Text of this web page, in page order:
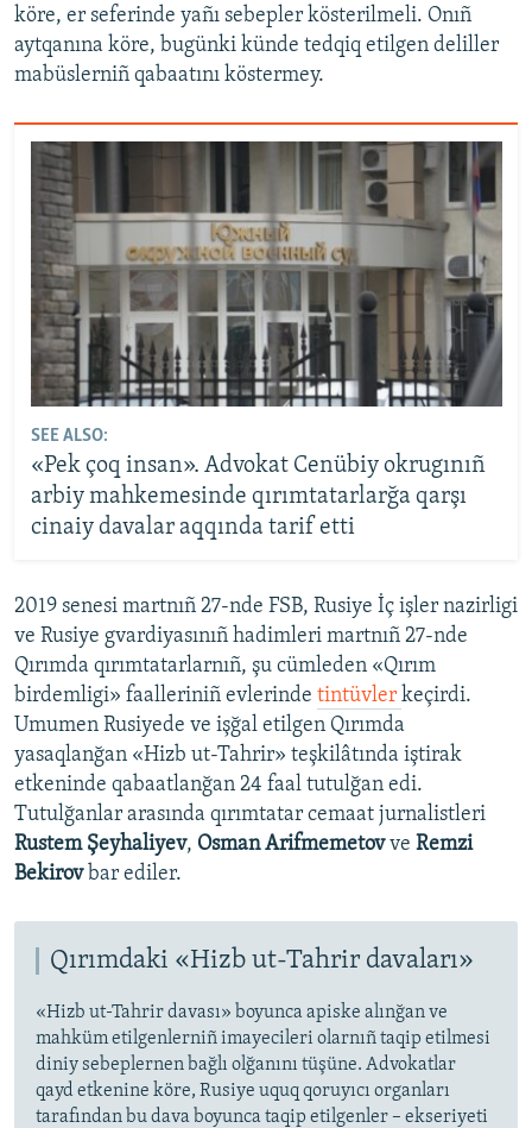
köre, er seferinde yañı sebepler kösterilmeli. Onıñ
aytqanına köre, bugünki künde tedqiq etilgen deliller
mabüslerniñ qabaatını köstermey.
SEE ALSO:
«Pek çoq insan». Advokat Cenübiy okrugınıñ
arbiy mahkemesinde qırımtatarlarğa qarşı
cinaiy davalar aqqında tarif etti
2019 senesi martnıñ 27-nde FSB, Rusiye İç işler nazirligi
ve Rusiye gvardiyasınıñ hadimleri martnıñ 27-nde
Qırımda qırımtatarlarnıñ, şu cümleden «Qırım
birdemligi» faalleriniñ evlerinde tintüvler keçirdi.
Umumen Rusiyede ve işğal etilgen Qırımda
yasaqlanğan «Hizb ut-Tahrir» teşkilâtında iştirak
etkeninde qabaatlanğan 24 faal tutulğan edi.
Tutulğanlar arasında qırımtatar cemaat jurnalistleri
Rustem Şeyhaliyev, Osman Arifmemetovve Remzi
Bekirovbar ediler.
Qırımdaki «Hizb ut-Tahrir davaları»
«Hizb ut-Tahrir davası» boyunca apiske alınğan ve
mahküm etilgenlerniñ imayecileri olarnıñ taqip etilmesi
diniy sebeplernen bağlı olğanını tüşüne. Advokatlar
qayd etkenine köre, Rusiye uquq qoruyıcı organları
tarafından bu dava boyunca taqip etilgenler – ekseriyeti